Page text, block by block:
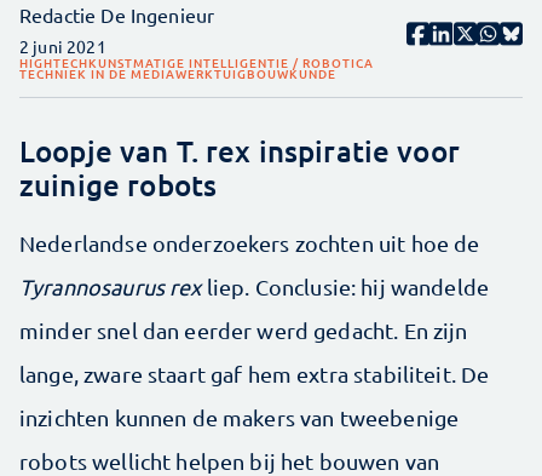
Redactie De Ingenieur
2 juni 2021
HIGHTECHKUNSTMATIGE INTELLIGENTIE / ROBOTICA
TECHNIEK IN DE MEDIAWERKTUIGBOUWKUNDE
Loopje van T. rex inspiratie voor
zuinige robots
Nederlandse onderzoekers zochten uit hoe de
Tyrannosaurus rexliep. Conclusie: hij wandelde
minder snel dan eerder werd gedacht. En zijn
lange, zware staart gaf hem extra stabiliteit. De
inzichten kunnen de makers van tweebenige
robots wellicht helpen bij het bouwen van